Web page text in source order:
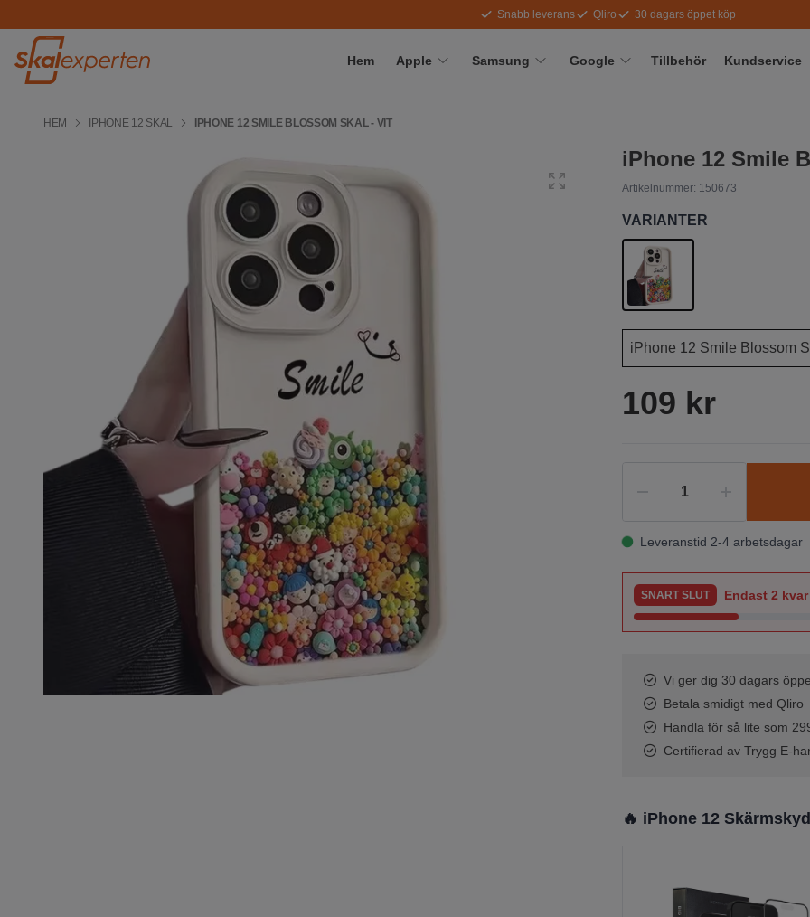
Snabb leverans Qliro 30 dagars öppet köp
Hem Apple Samsung Google Tillbehör Kundservice
HEM IPHONE 12 SKAL IPHONE 12 SMILE BLOSSOM SKAL - VIT
iPhone 12 Smile
Artikelnummer: 150673
VARIANTER
109 kr
Leveranstid 2-4 arbetsdagar
SNART SLUT Endast 2
Vi ger dig 30 dagars
Betala smidigt med Qliro
Handla för så lite som
Certifierad av Trygg E-
🔥 iPhone 12